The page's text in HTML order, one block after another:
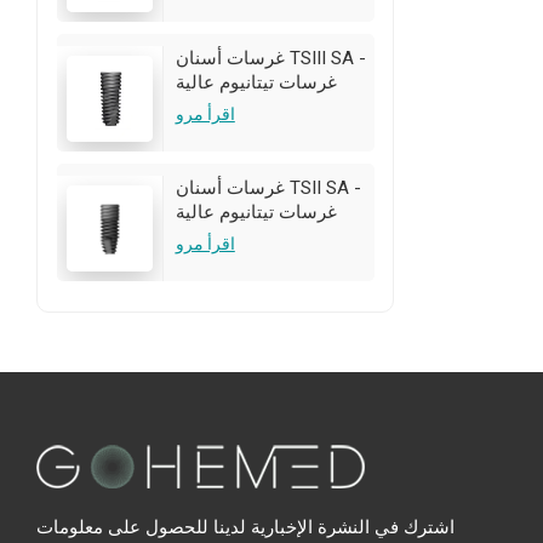
غرسات أسنان TSIII SA -
غرسات تيتانيوم عالية
الجودة | تخصيص
اقرأ مرو
غرسات أسنان TSII SA -
غرسات تيتانيوم عالية
الجودة | تخصيص
اقرأ مرو
اشترك في النشرة الإخبارية لدينا للحصول على معلومات